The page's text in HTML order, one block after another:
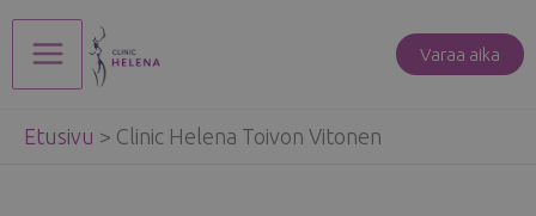
Siirry
sisältöön
Main
Menu
Varaa aika
Etusivu > Clinic Helena Toivon Vitonen